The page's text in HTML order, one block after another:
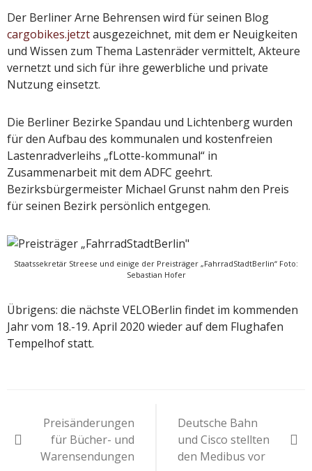
Der Berliner Arne Behrensen wird für seinen Blog
cargobikes.jetztausgezeichnet, mit dem er Neuigkeiten
und Wissen zum Thema Lastenräder vermittelt, Akteure
vernetzt und sich für ihre gewerbliche und private
Nutzung einsetzt.
Die Berliner Bezirke Spandau und Lichtenberg wurden
für den Aufbau des kommunalen und kostenfreien
Lastenradverleihs „fLotte-kommunal“ in
Zusammenarbeit mit dem ADFC geehrt.
Bezirksbürgermeister Michael Grunst nahm den Preis
für seinen Bezirk persönlich entgegen.
Staatssekretär Streese und einige der Preisträger „FahrradStadtBerlin“ Foto:
Sebastian Hofer
Übrigens: die nächste VELOBerlin findet im kommenden
Jahr vom 18.-19. April 2020 wieder auf dem Flughafen
Tempelhof statt.
Preisänderungen
für Bücher- und
Warensendungen
Deutsche Bahn
und Cisco stellten
den Medibus vor